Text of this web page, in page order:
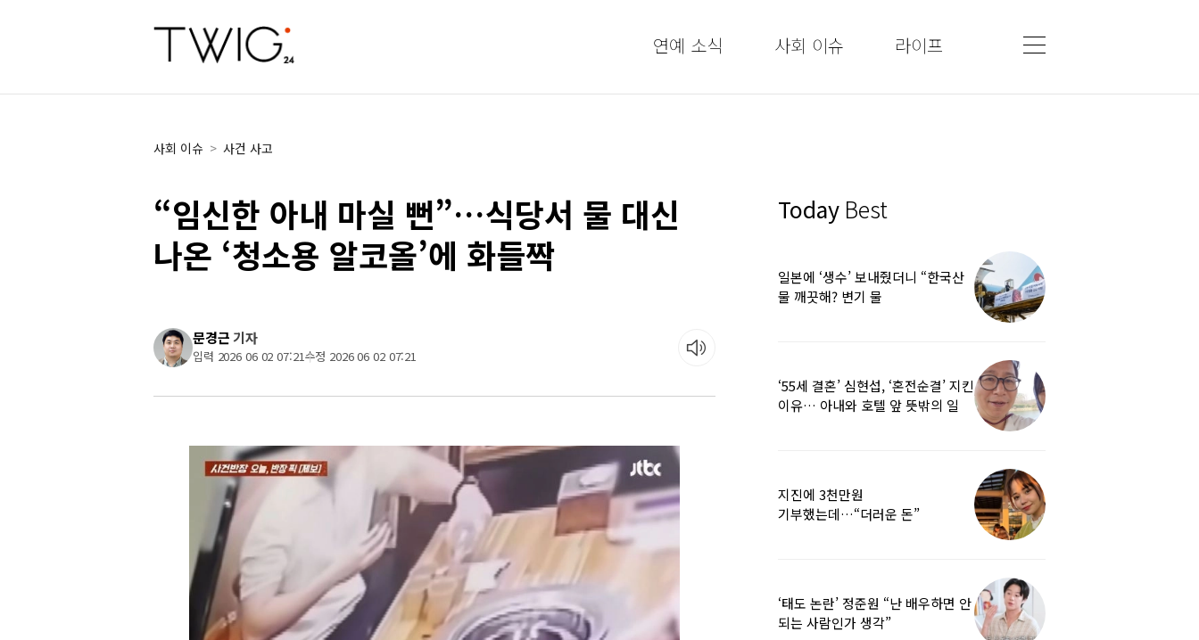
연예 소식 사회 이슈 라이프
사회 이슈 > 사건 사고
“임신한 아내 마실 뻔”…식당서 물 대신
나온 ‘청소용 알코올’에 화들짝
문경근기자
입력 2026 06 02 07:21수정 2026 06 02 07:21
Today Best
일본에 ‘생수’ 보내줬더니 “한국산
물 깨끗해? 변기 물
‘55세 결혼’ 심현섭, ‘혼전순결’ 지킨
이유… 아내와 호텔 앞 뜻밖의 일
지진에 3천만원
기부했는데…“더러운 돈”
‘태도 논란’ 정준원 “난 배우하면 안
되는 사람인가 생각”